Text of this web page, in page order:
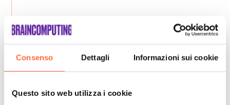
Consenso Dettagli Informazioni sui cookie
Questo sito web utilizza i cookie